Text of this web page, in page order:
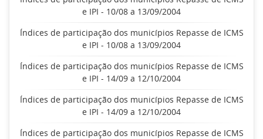
e IPI - 10/08 a 13/09/2004
Índices de participação dos municípios Repasse de ICMS
e IPI - 10/08 a 13/09/2004
Índices de participação dos municípios Repasse de ICMS
e IPI - 14/09 a 12/10/2004
Índices de participação dos municípios Repasse de ICMS
e IPI - 14/09 a 12/10/2004
Índices de participação dos municípios Repasse de ICMS